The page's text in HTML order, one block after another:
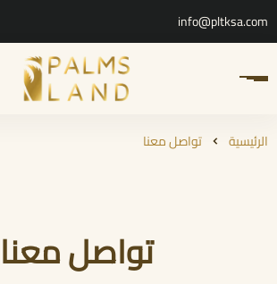
info@pltksa.com
الرئيسية تواصل معنا
تواصل معنا